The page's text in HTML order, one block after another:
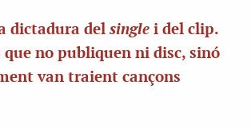
dictadura del single i del clip.
no publiquen ni disc, sinó
van traient cançons